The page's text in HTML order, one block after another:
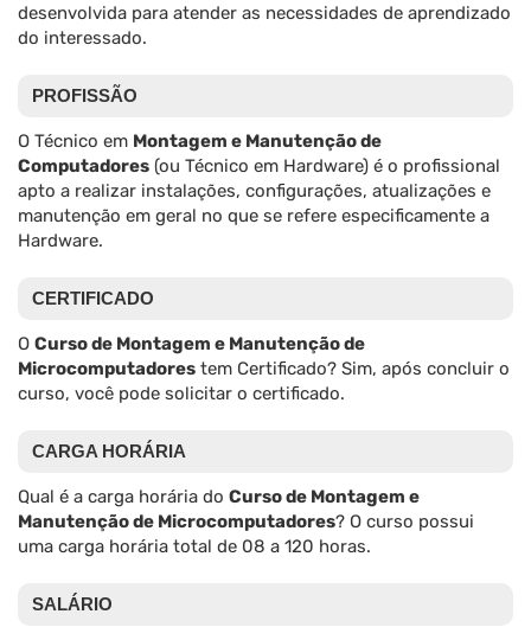
desenvolvida para atender as necessidades de aprendizado
do interessado.
PROFISSÃO
O Técnico em Montagem e Manutenção de
Computadores (ou Técnico em Hardware) é o profissional
apto a realizar instalações, configurações, atualizações e
manutenção em geral no que se refere especificamente a
Hardware.
CERTIFICADO
O Curso de Montagem e Manutenção de
Microcomputadores tem Certificado? Sim, após concluir o
curso, você pode solicitar o certificado.
CARGA HORÁRIA
Qual é a carga horária do Curso de Montagem e
Manutenção de Microcomputadores? O curso possui
uma carga horária total de 08 a 120 horas.
SALÁRIO